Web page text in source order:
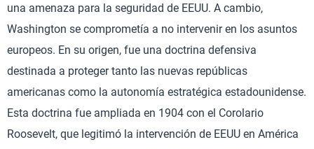
una amenaza para la seguridad de EEUU. A cambio,
Washington se comprometía a no intervenir en los asuntos
europeos. En su origen, fue una doctrina defensiva
destinada a proteger tanto las nuevas repúblicas
americanas como la autonomía estratégica estadounidense.
Esta doctrina fue ampliada en 1904 con el Corolario
Roosevelt, que legitimó la intervención de EEUU en América